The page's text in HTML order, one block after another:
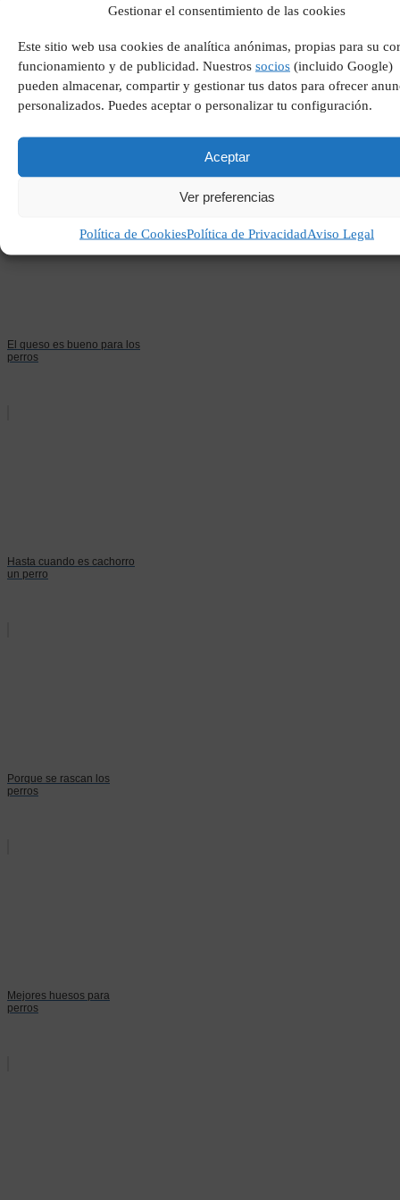
Gestionar el consentimiento de las cookies
Este sitio web usa cookies de analítica anónimas, propias para su
funcionamiento y de publicidad. Nuestros socios (incluido Google)
pueden almacenar, compartir y gestionar tus datos para ofrecer
personalizados. Puedes aceptar o personalizar tu configuración.
Aceptar
Ver preferencias
Política de CookiesPolítica de PrivacidadAviso Legal
heces
El queso es bueno para los
perros
Hasta cuando es cachorro
un perro
Porque se rascan los
perros
Mejores huesos para
perros